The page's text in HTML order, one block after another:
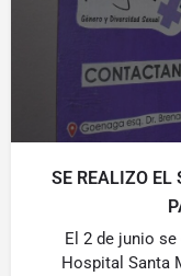
SE REALIZO EL
El 2 de junio
Hospital Santa